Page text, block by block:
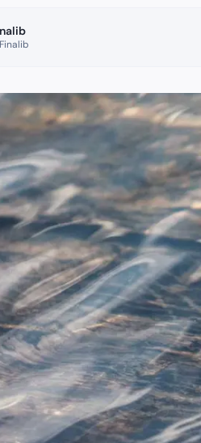
?
la règle empirique est de